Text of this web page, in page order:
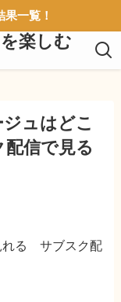
一覧！
楽しむ
ュはどこ
信で見る